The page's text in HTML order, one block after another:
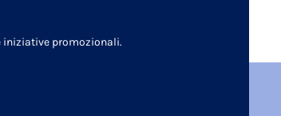
iniziative promozionali.